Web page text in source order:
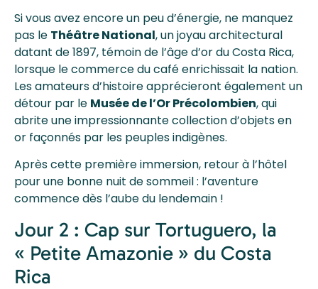
Si vous avez encore un peu d’énergie, ne manquez
pas le Théâtre National, un joyau architectural
datant de 1897, témoin de l’âge d’or du Costa Rica,
lorsque le commerce du café enrichissait la nation.
Les amateurs d’histoire apprécieront également un
détour par le Musée de l’Or Précolombien, qui
abrite une impressionnante collection d’objets en
or façonnés par les peuples indigènes.
Après cette première immersion, retour à l’hôtel
pour une bonne nuit de sommeil : l’aventure
commence dès l’aube du lendemain !
Jour 2 : Cap sur Tortuguero, la
« Petite Amazonie » du Costa
Rica